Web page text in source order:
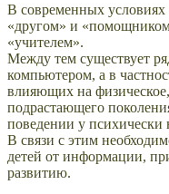
В современных условиях
«другом» и
«учителем».
Между тем существует
компьютером, а в
влияющих на
подрастающего
поведении у
В связи с этим
детей от информации,
развитию.